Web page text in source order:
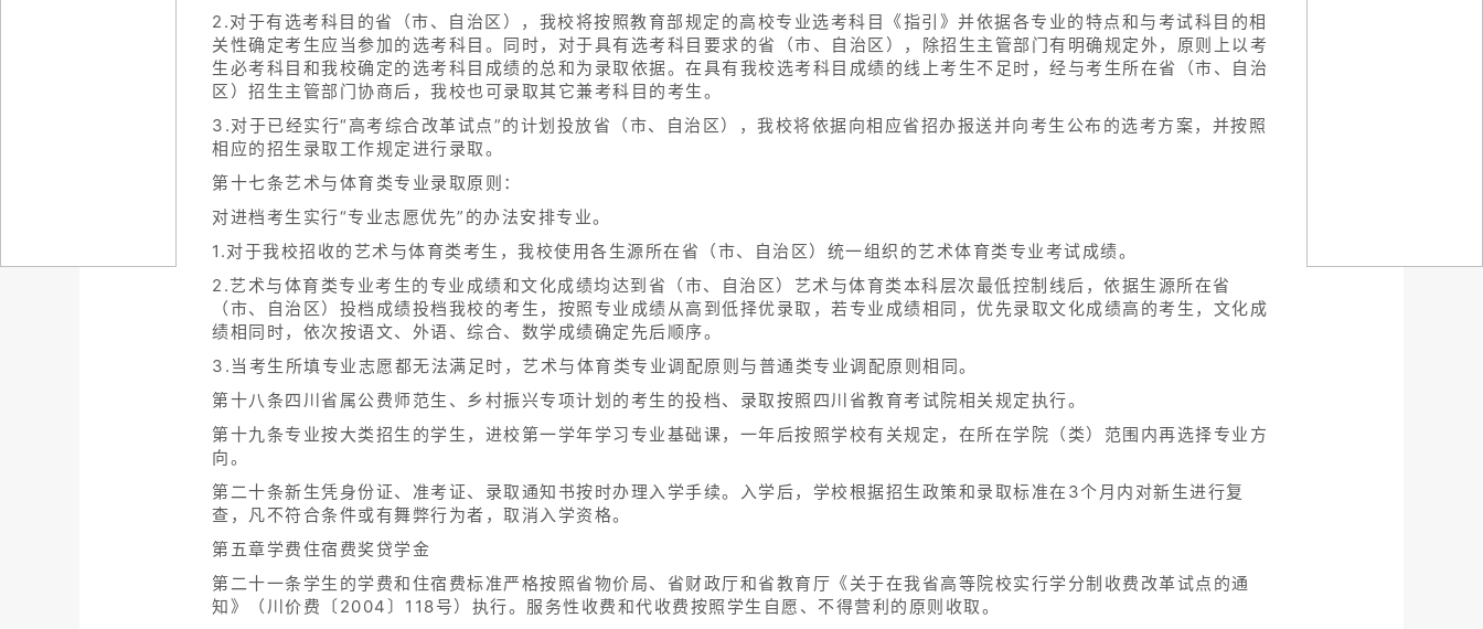
2.对于有选考科目的省（市、自治区），我校将按照教育部规定的高校专业选考科目《指引》并依据各专业的特点和与考试科目的相
关性确定考生应当参加的选考科目。同时，对于具有选考科目要求的省（市、自治区），除招生主管部门有明确规定外，原则上以考
生必考科目和我校确定的选考科目成绩的总和为录取依据。在具有我校选考科目成绩的线上考生不足时，经与考生所在省（市、自治
区）招生主管部门协商后，我校也可录取其它兼考科目的考生。
3.对于已经实行“高考综合改革试点”的计划投放省（市、自治区），我校将依据向相应省招办报送并向考生公布的选考方案，并按照
相应的招生录取工作规定进行录取。
第十七条艺术与体育类专业录取原则：
对进档考生实行“专业志愿优先”的办法安排专业。
1.对于我校招收的艺术与体育类考生，我校使用各生源所在省（市、自治区）统一组织的艺术体育类专业考试成绩。
2.艺术与体育类专业考生的专业成绩和文化成绩均达到省（市、自治区）艺术与体育类本科层次最低控制线后，依据生源所在省
（市、自治区）投档成绩投档我校的考生，按照专业成绩从高到低择优录取，若专业成绩相同，优先录取文化成绩高的考生，文化成
绩相同时，依次按语文、外语、综合、数学成绩确定先后顺序。
3.当考生所填专业志愿都无法满足时，艺术与体育类专业调配原则与普通类专业调配原则相同。
第十八条四川省属公费师范生、乡村振兴专项计划的考生的投档、录取按照四川省教育考试院相关规定执行。
第十九条专业按大类招生的学生，进校第一学年学习专业基础课，一年后按照学校有关规定，在所在学院（类）范围内再选择专业方
向。
第二十条新生凭身份证、准考证、录取通知书按时办理入学手续。入学后，学校根据招生政策和录取标准在3个月内对新生进行复
查，凡不符合条件或有舞弊行为者，取消入学资格。
第五章学费住宿费奖贷学金
第二十一条学生的学费和住宿费标准严格按照省物价局、省财政厅和省教育厅《关于在我省高等院校实行学分制收费改革试点的通
知》（川价费〔2004〕118号）执行。服务性收费和代收费按照学生自愿、不得营利的原则收取。